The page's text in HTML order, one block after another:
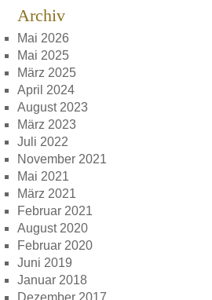
Archiv
Mai 2026
Mai 2025
März 2025
April 2024
August 2023
März 2023
Juli 2022
November 2021
Mai 2021
März 2021
Februar 2021
August 2020
Februar 2020
Juni 2019
Januar 2018
Dezember 2017